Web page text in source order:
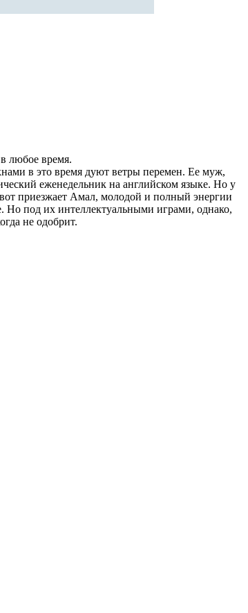
любое время.
в это время дуют ветры перемен. Ее муж,
еженедельник на английском языке. Но у
приезжает Амал, молодой и полный энергии
Но под их интеллектуальными играми, однако,
не одобрит.